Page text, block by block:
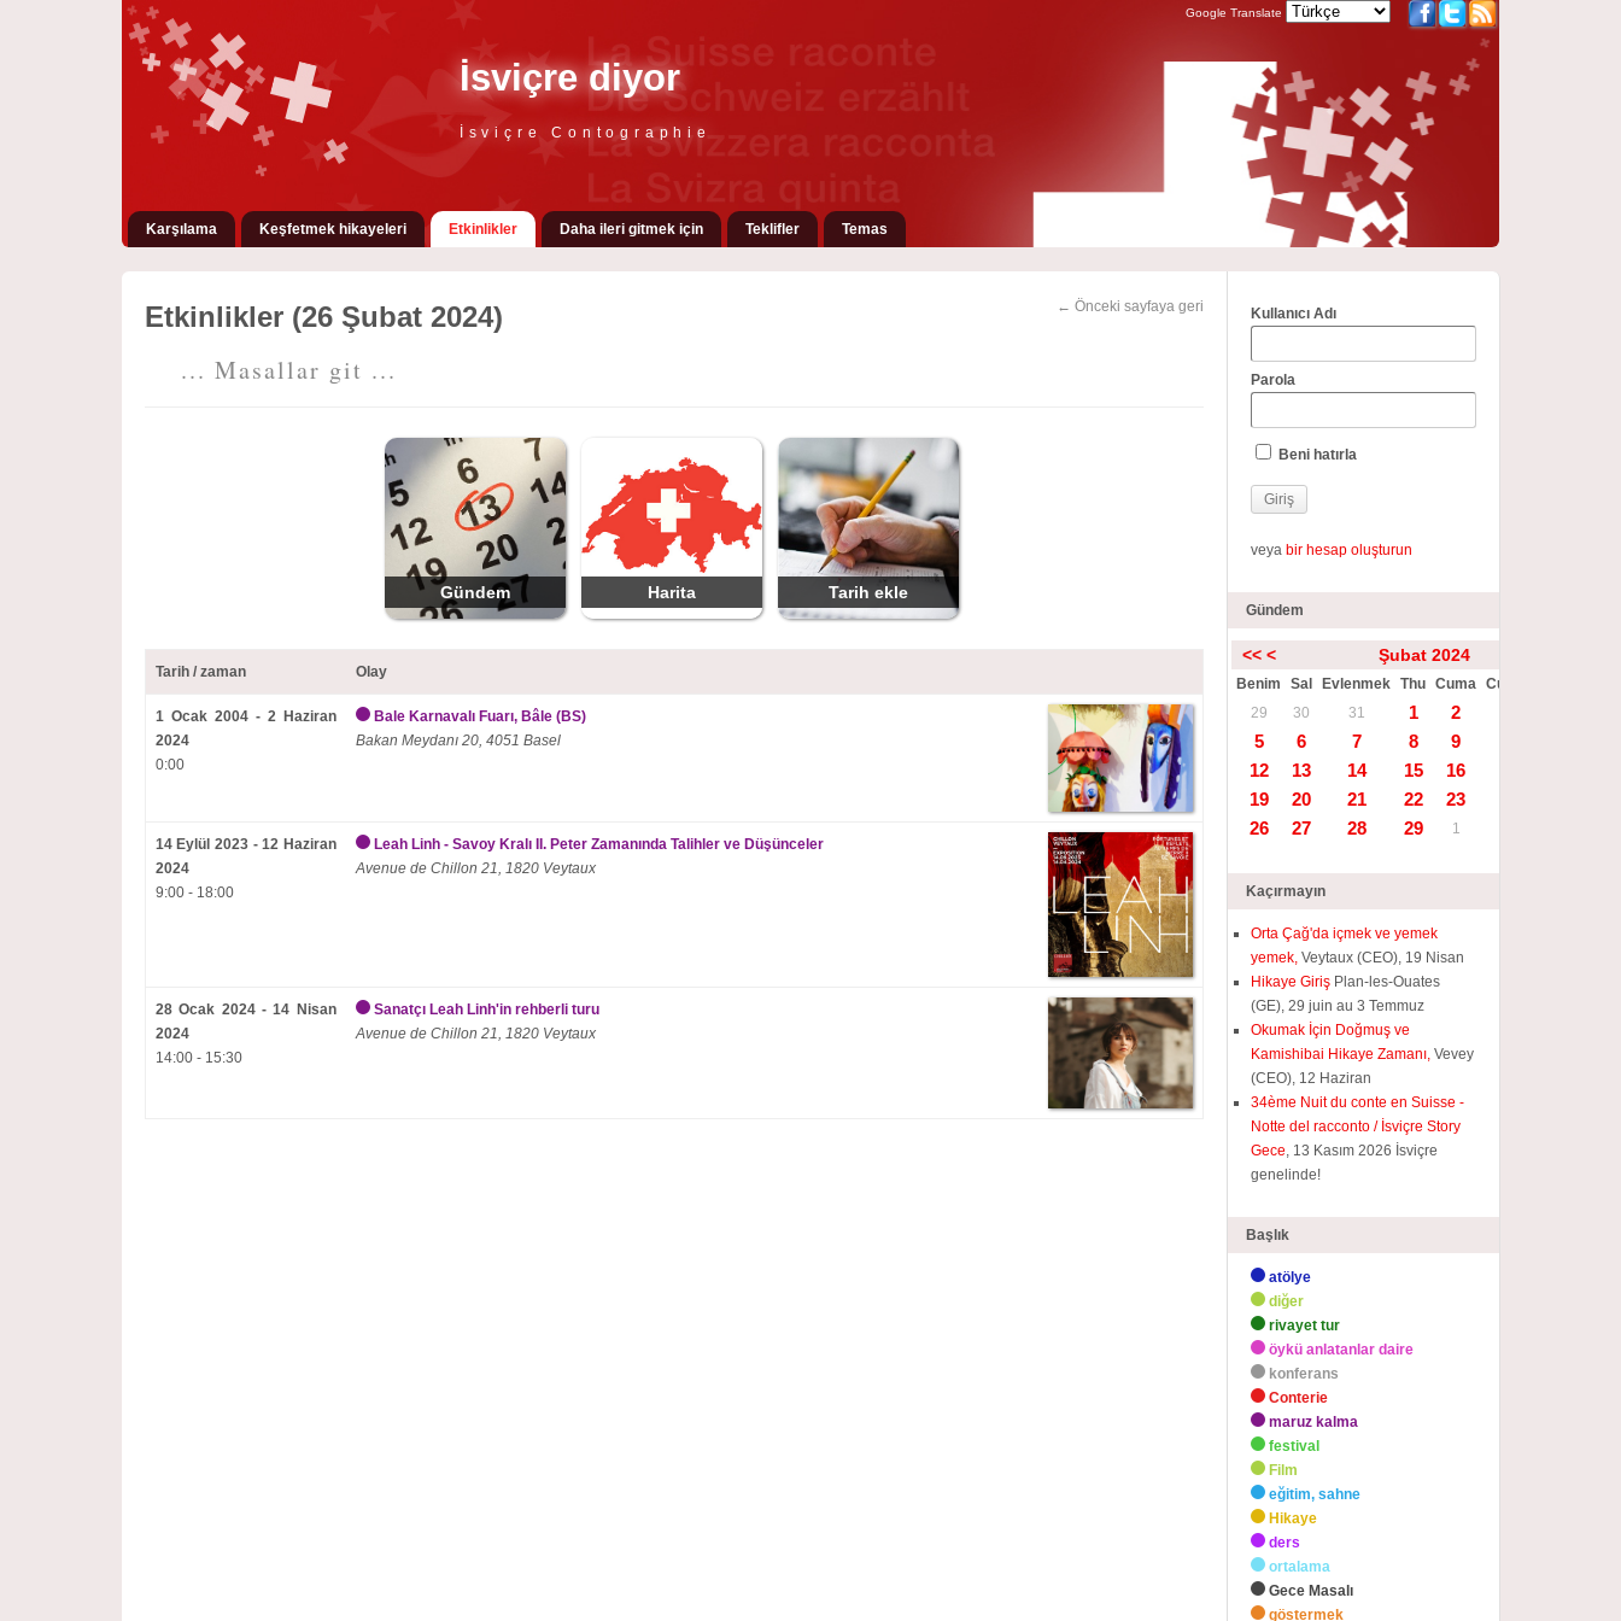
İsviçre diyor
İsviçre Contographie
Google Translate
Karşılama Keşfetmek hikayeleri Etkinlikler Daha ileri gitmek için Teklifler Temas
← Önceki sayfaya geri
Etkinlikler (26 Şubat 2024)
... Masallar git ...
Gündem Harita Tarih ekle
Tarih / zaman Olay
1 Ocak 2004 - 2 Haziran
2024
0:00
Bale Karnavalı Fuarı, Bâle (BS)
Bakan Meydanı 20, 4051 Basel
14 Eylül 2023 - 12 Haziran
2024
9:00 - 18:00
Leah Linh - Savoy Kralı II. Peter Zamanında Talihler ve Düşünceler
Avenue de Chillon 21, 1820 Veytaux
28 Ocak 2024 - 14 Nisan
2024
14:00 - 15:30
Sanatçı Leah Linh'in rehberli turu
Avenue de Chillon 21, 1820 Veytaux
Kullanıcı Adı
Parola
Beni hatırla
veya bir hesap oluşturun
Gündem
<< < Şubat 2024
Benim Sal Evlenmek Thu Cuma Cumartesi
29
30 31 1 2
5
6 7 8 9
12
13 14 15 16
19
20 21 22 23
26
27 28 29 1
Kaçırmayın
Orta Çağ'da içmek ve yemek
yemek, Veytaux (CEO), 19 Nisan
Hikaye Giriş Plan-les-Ouates
(GE), 29 juin au 3 Temmuz
Okumak İçin Doğmuş ve
Kamishibai Hikaye Zamanı, Vevey
(CEO), 12 Haziran
34ème Nuit du conte en Suisse -
Notte del racconto / İsviçre Story
Gece, 13 Kasım 2026 İsviçre
genelinde!
Başlık
atölye
diğer
rivayet tur
öykü anlatanlar daire
konferans
Conterie
maruz kalma
festival
Film
eğitim, sahne
Hikaye
ders
ortalama
Gece Masalı
göstermek